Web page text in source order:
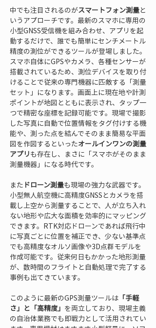
中でも注目されるのがスマートフォン測量と
いうアプローチです。最新のスマホに専用の
小型GNSS受信機を組み合わせ、アプリを起
動するだけで、誰でも簡単にセンチメートル
精度の測位ができるツールが登場しました。
スマホ自体にGPSやカメラ、各種センサーが
搭載されているため、測位デバイスを取り付
けることで従来の専門機器に匹敵する「測量
セット」になります。画面上に現在地や計測
ポイントが地図とともに表示され、タップ一
つで精密な座標を記録可能です。現場で撮影
した写真に自動で位置情報をタグ付けする機
能や、測った点を結んでそのまま簡易な平面
図を作図するといったオールインワンの測量
アプリも存在し、まさに「スマホがそのまま
測量機器」になる時代です。
また ドローン測量も現場の強力な武器です。
小型無人航空機に高精度GNSSとカメラを搭
載し上空から測量することで、人が立ち入れ
ない地形や広大な面積を効率的にマッピング
できます。RTK対応ドローンであれば飛行中
に写真ごとに位置を補正でき、少ない基準点
でも高精度なオルソ画像や3D点群モデルを
作成可能です。従来何日もかかった地形測量
が、数時間のフライトと自動処理で完了する
事例も出てきています。
このように最新のGPS測量ツールは 「手軽
さ」と「高精度」 を両立しており、現場主義
の自治体業務でも即戦力として活用されてい